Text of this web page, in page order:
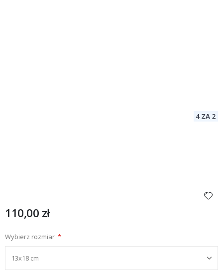
110,00 zł
Wybierz rozmiar